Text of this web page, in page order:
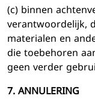
(c) binnen
verantwoordelijk,
materialen en
die toebehoren
geen verder
7. ANNULERING